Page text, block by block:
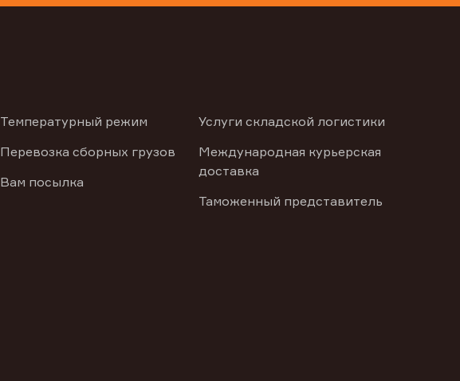
Температурный режим
Перевозка сборных грузов
Вам посылка
Услуги складской логистики
Международная курьерская
доставка
Таможенный представитель